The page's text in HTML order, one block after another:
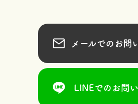
メールでのお問
LINEでのお問い